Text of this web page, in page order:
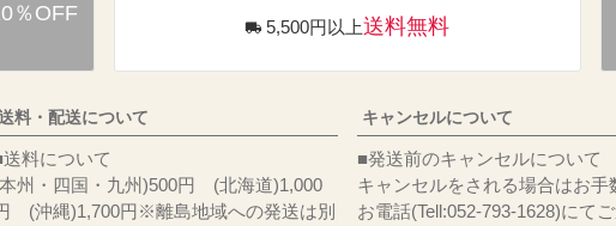
％OFF
5,500円以上送料無料
料・配送について
送料について
州・四国・九州)500円 (北海道)1,000
(沖縄)1,700円※離島地域への発送は別
キャンセルについて
■発送前のキャンセルについて
キャンセルをされる場合はお手
お電話(Tell:052-793-1628)にて